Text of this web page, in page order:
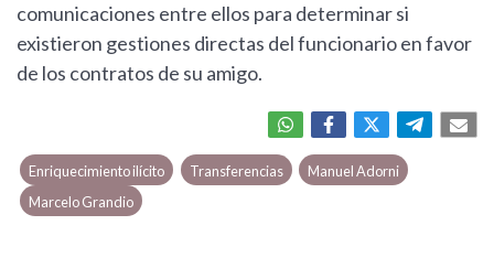
comunicaciones entre ellos para determinar si
existieron gestiones directas del funcionario en favor
de los contratos de su amigo.
Enriquecimiento ilícito Transferencias
Manuel Adorni
Marcelo Grandio